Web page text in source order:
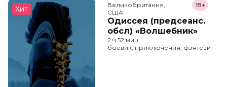
Хит
Великобритания,
США
Одиссея (предсеанс.
обсл) «Волшебник»
18+
2 ч 52 мин
боевик, приключения, фэнтези